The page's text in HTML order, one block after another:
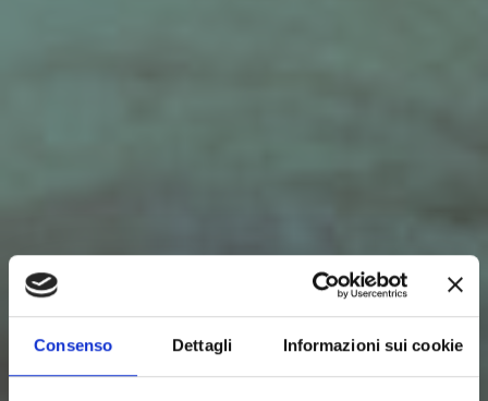
Consenso Dettagli Informazioni sui cookie